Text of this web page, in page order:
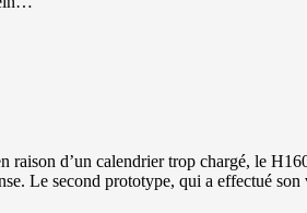
d’un calendrier trop chargé, le
Le second prototype, qui a effectué